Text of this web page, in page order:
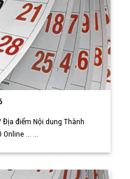
điểm Nội dung Thành
... ...